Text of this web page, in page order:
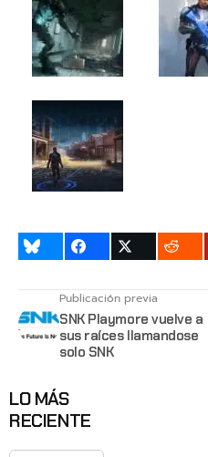
Publicación previa
SNK Playmore vuelve a
sus raíces llamandose
solo SNK
LO MÁS
RECIENTE